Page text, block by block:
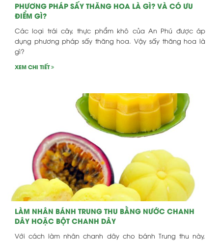
PHƯƠNG PHÁP SẤY THĂNG HOA LÀ GÌ? VÀ CÓ ƯU
ĐIỂM GÌ?
Các loại trái cây, thực phẩm khô của An Phú được áp
dụng phương pháp sấy thăng hoa. Vậy sấy thăng hoa là
gì?
XEM CHI TIẾT
LÀM NHÂN BÁNH TRUNG THU BẰNG NƯỚC CHANH
DÂY HOẶC BỘT CHANH DÂY
Với cách làm nhân chanh dây cho bánh Trung thu này,